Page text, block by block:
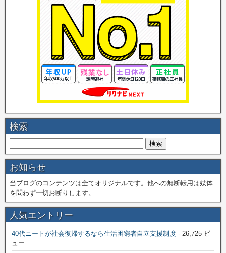
検索
お知らせ
当ブログのコンテンツは全てオリジナルです。他への無断転用は媒体
を問わず一切お断りします。
人気エントリー
40代ニートが社会復帰するなら生活困窮者自立支援制度 - 26,725 ビ
ュー